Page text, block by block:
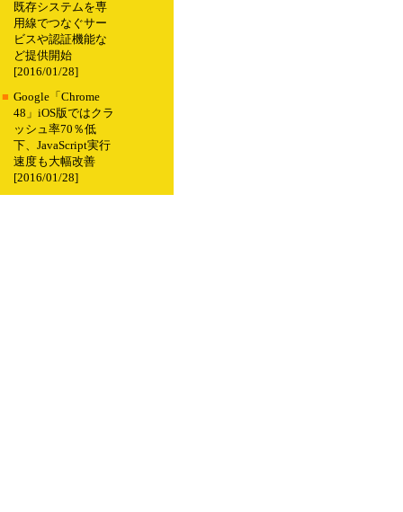
既存システムを専
用線でつなぐサー
ビスや認証機能な
ど提供開始
[2016/01/28]
■ Google「Chrome
48」iOS版ではクラ
ッシュ率70％低
下、JavaScript実行
速度も大幅改善
[2016/01/28]